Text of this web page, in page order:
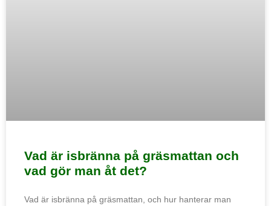
Vad är isbränna på gräsmattan och
vad gör man åt det?
Vad är isbränna på gräsmattan, och hur hanterar man